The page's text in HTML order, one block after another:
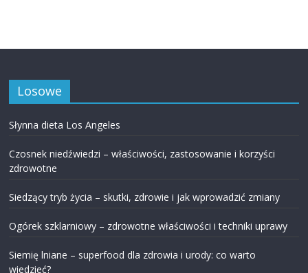
Losowe
Słynna dieta Los Angeles
Czosnek niedźwiedzi – właściwości, zastosowanie i korzyści
zdrowotne
Siedzący tryb życia – skutki, zdrowie i jak wprowadzić zmiany
Ogórek szklarniowy – zdrowotne właściwości i techniki uprawy
Siemię lniane – superfood dla zdrowia i urody: co warto
wiedzieć?